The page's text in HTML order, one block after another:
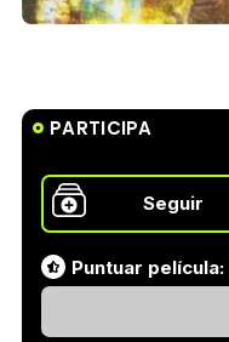
PARTICIPA
Seguir
Puntuar película: